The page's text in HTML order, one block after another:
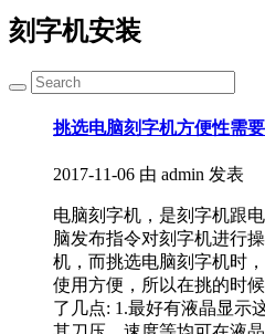
刻字机安装
挑选电脑刻字机方便性需
2017-11-06 由 admin 发表
电脑刻字机，是刻字机跟
脑发布指令对刻字机进行
机，而挑选电脑刻字机时
使用方便，所以在挑的时
了几点: 1.最好有液晶显示